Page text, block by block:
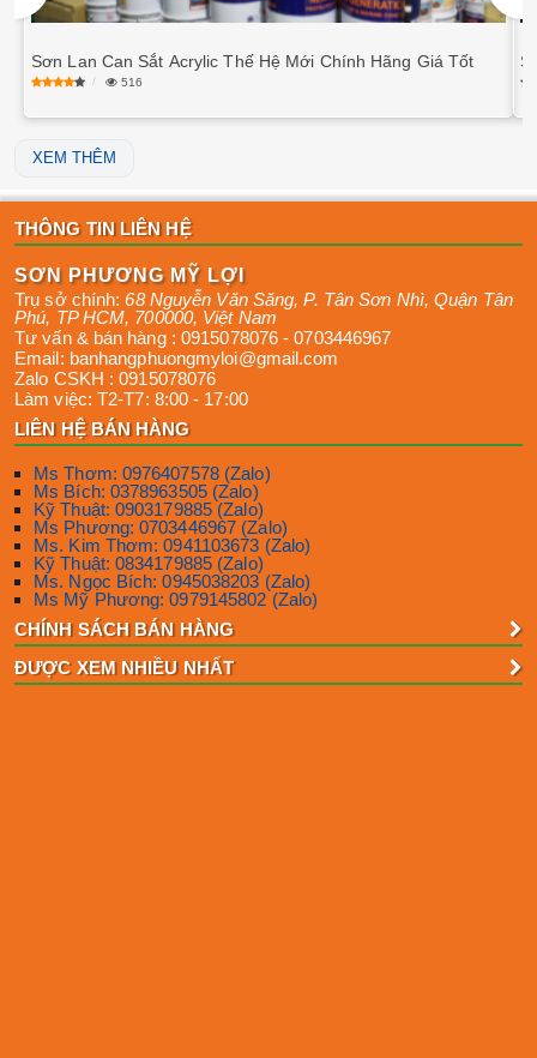
Sơn Lan Can Sắt Acrylic Thế Hệ Mới Chính Hãng Giá Tốt
516
XEM THÊM
THÔNG TIN LIÊN HỆ
SƠN PHƯƠNG MỸ LỢI
Trụ sở chính:68 Nguyễn Văn Săng, P. Tân Sơn Nhì,Quận Tân
Phú, TP HCM, 700000, Việt Nam
Tư vấn & bán hàng : 0915078076 -0703446967
Email: banhangphuongmyloi@gmail.com
Zalo CSKH :0915078076
Làm việc: T2-T7: 8:00 - 17:00
LIÊN HỆ BÁN HÀNG
Ms Thơm: 0976407578 (Zalo)
Ms Bích: 0378963505 (Zalo)
Kỹ Thuật: 0903179885 (Zalo)
Ms Phương: 0703446967 (Zalo)
Ms. Kim Thơm: 0941103673 (Zalo)
Kỹ Thuật: 0834179885 (Zalo)
Ms. Ngọc Bích: 0945038203 (Zalo)
Ms Mỹ Phương: 0979145802 (Zalo)
CHÍNH SÁCH BÁN HÀNG
ĐƯỢC XEM NHIỀU NHẤT